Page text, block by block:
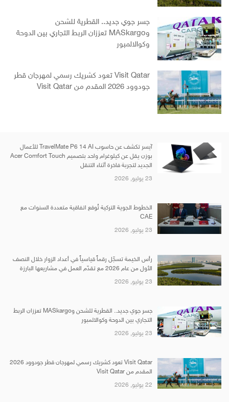
جسر جوي جديد.. القطرية للشحن
وMASkargo تعززان الربط التجاري بين الدوحة
وكوالالمبور
Visit Qatar تعود كشريك رسمي لمهرجان قطر
جودوود 2026 المقدم من Visit Qatar
آيسر تكشف عن حاسوب TravelMate P6 14 AI للأعمال
بوزن يقل عن كيلوغرام واحد بتصميم Acer Comfort Touch
الجديد لتجربة فاخرة أثناء التنقل
23 يوليو, 2026
الخطوط الجوية التركية تُوقع اتفاقية متعددة السنوات مع
CAE
23 يوليو, 2026
رأس الخيمة تسجّل رقماً قياسياً في أعداد الزوار خلال النصف
الأول من عام 2026 مع تقدّم العمل في مشاريعها البارزة
23 يوليو, 2026
جسر جوي جديد.. القطرية للشحن وMASkargo تعززان الربط
التجاري بين الدوحة وكوالالمبور
23 يوليو, 2026
Visit Qatar تعود كشريك رسمي لمهرجان قطر جودوود 2026
المقدم من Visit Qatar
22 يوليو, 2026